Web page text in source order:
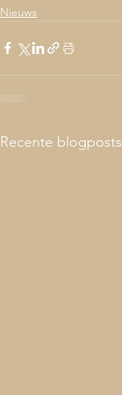
Nieuws
Recente blogposts